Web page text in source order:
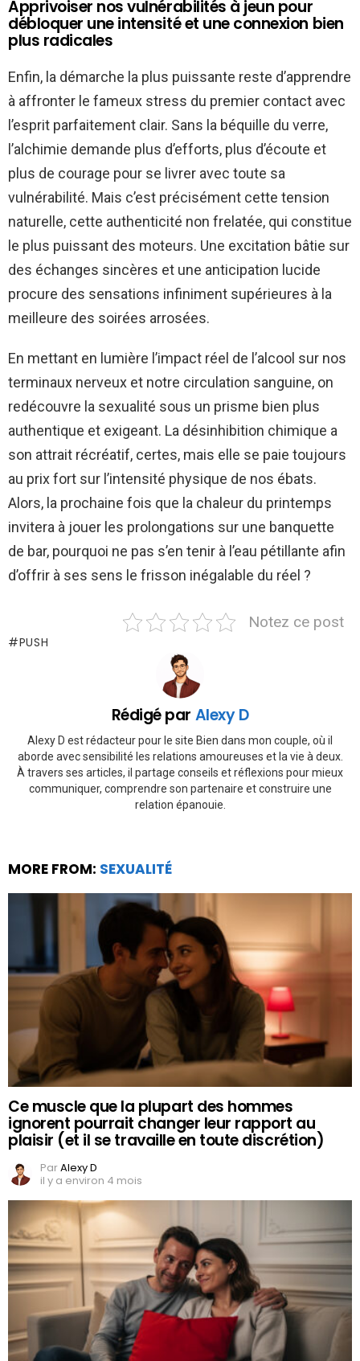
Apprivoiser nos vulnérabilités à jeun pour
débloquer une intensité et une connexion bien
plus radicales
Enfin, la démarche la plus puissante reste d’apprendre
à affronter le fameux stress du premier contact avec
l’esprit parfaitement clair. Sans la béquille du verre,
l’alchimie demande plus d’efforts, plus d’écoute et
plus de courage pour se livrer avec toute sa
vulnérabilité. Mais c’est précisément cette tension
naturelle, cette authenticité non frelatée, qui constitue
le plus puissant des moteurs. Une excitation bâtie sur
des échanges sincères et une anticipation lucide
procure des sensations infiniment supérieures à la
meilleure des soirées arrosées.
En mettant en lumière l’impact réel de l’alcool sur nos
terminaux nerveux et notre circulation sanguine, on
redécouvre la sexualité sous un prisme bien plus
authentique et exigeant. La désinhibition chimique a
son attrait récréatif, certes, mais elle se paie toujours
au prix fort sur l’intensité physique de nos ébats.
Alors, la prochaine fois que la chaleur du printemps
invitera à jouer les prolongations sur une banquette
de bar, pourquoi ne pas s’en tenir à l’eau pétillante afin
d’offrir à ses sens le frisson inégalable du réel ?
Notez ce post
PUSH
Rédigé par Alexy D
Alexy D est rédacteur pour le site Bien dans mon couple, où il
aborde avec sensibilité les relations amoureuses et la vie à deux.
À travers ses articles, il partage conseils et réflexions pour mieux
communiquer, comprendre son partenaire et construire une
relation épanouie.
MORE FROM: SEXUALITÉ
Ce muscle que la plupart des hommes
ignorent pourrait changer leur rapport au
plaisir (et il se travaille en toute discrétion)
ParAlexy D
il y a environ 4 mois